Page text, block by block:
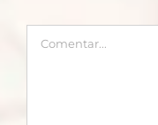
Comentar